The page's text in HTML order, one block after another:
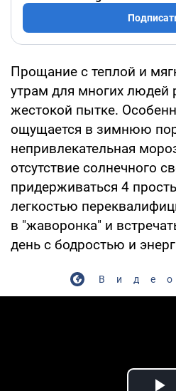
Прощание с теплой и
утрам для многих людей
жестокой пытке.
ощущается в зимнюю
непривлекательная
отсутствие солнечного
придерживаться 4
легкостью
в "жаворонка" и
день с бодростью и